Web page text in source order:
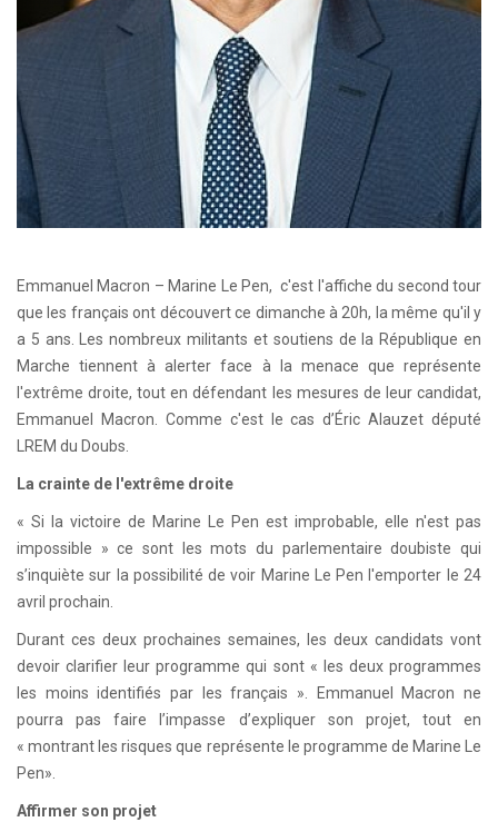
Emmanuel Macron – Marine Le Pen, c'est l'affiche du second tour
que les français ont découvert ce dimanche à 20h, la même qu'il y
a 5 ans. Les nombreux militants et soutiens de la République en
Marche tiennent à alerter face à la menace que représente
l'extrême droite, tout en défendant les mesures de leur candidat,
Emmanuel Macron. Comme c'est le cas d’Éric Alauzet député
LREM du Doubs.
La crainte de l'extrême droite
« Si la victoire de Marine Le Pen est improbable, elle n'est pas
impossible » ce sont les mots du parlementaire doubiste qui
s’inquiète sur la possibilité de voir Marine Le Pen l'emporter le 24
avril prochain.
Durant ces deux prochaines semaines, les deux candidats vont
devoir clarifier leur programme qui sont « les deux programmes
les moins identifiés par les français ». Emmanuel Macron ne
pourra pas faire l’impasse d’expliquer son projet, tout en
« montrant les risques que représente le programme de Marine Le
Pen».
Affirmer son projet